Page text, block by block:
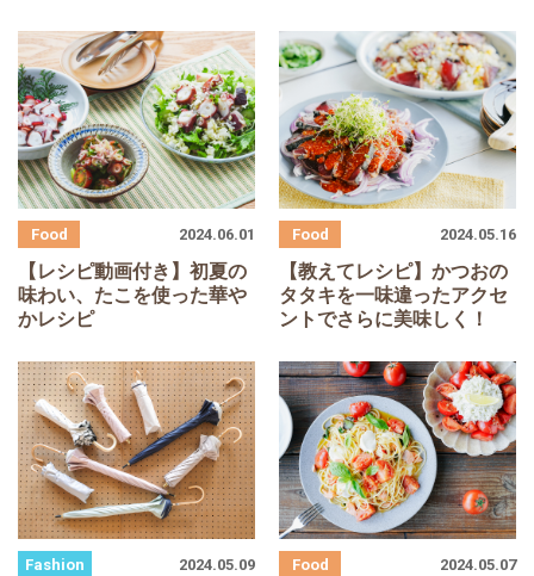
【レシピ動画付き】初夏の
味わい、たこを使った華や
かレシピ
2024.06.01
【教えてレシピ】かつおの
タタキを一味違ったアクセ
ントでさらに美味しく！
2024.05.16
2024.05.09 2024.05.07